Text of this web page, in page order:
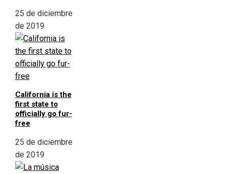
25 de diciembre
de 2019
California is the
first state to
officially go fur-
free
25 de diciembre
de 2019